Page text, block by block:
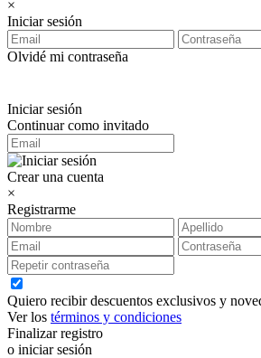
×
Iniciar sesión
Olvidé mi contraseña
Iniciar sesión
Continuar como invitado
Crear una cuenta
×
Registrarme
Quiero recibir descuentos exclusivos y
Ver los términos y condiciones
Finalizar registro
o iniciar sesión